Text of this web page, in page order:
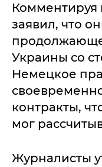
Комментируя
заявил, что
Украины со
Немецкое
контракты,
мог
Журналисты